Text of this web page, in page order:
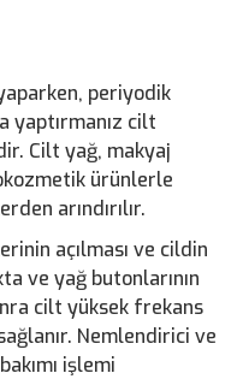
periyodik
yaptırmanız cilt
Cilt yağ, makyaj
ürünlerle
arındırılır.
açılması ve cildin
ve yağ butonlarının
cilt yüksek frekans
Nemlendirici ve
işlemi